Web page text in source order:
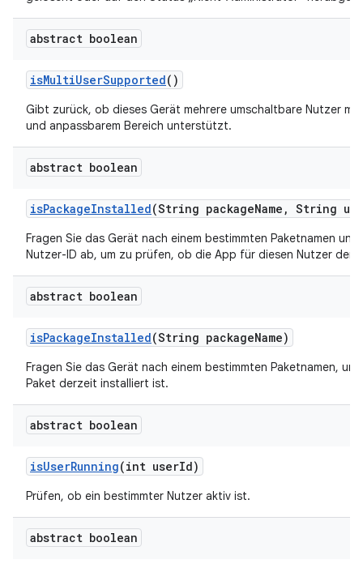
abstract boolean
isMultiUserSupported()
Gibt zurück, ob dieses Gerät mehrere umschaltbare Nutzer
und anpassbarem Bereich unterstützt.
abstract boolean
isPackageInstalled(String packageName , String
Fragen Sie das Gerät nach einem bestimmten Paketnamen
Nutzer-ID ab, um zu prüfen, ob die App für diesen Nutzer
abstract boolean
isPackageInstalled(String packageName)
Fragen Sie das Gerät nach einem bestimmten Paketnamen,
Paket derzeit installiert ist.
abstract boolean
isUserRunning(int userId)
Prüfen, ob ein bestimmter Nutzer aktiv ist.
abstract boolean